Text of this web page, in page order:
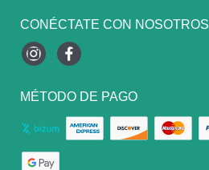
CONÉCTATE CON NOSOTROS
InstagramFacebook
MÉTODO DE PAGO